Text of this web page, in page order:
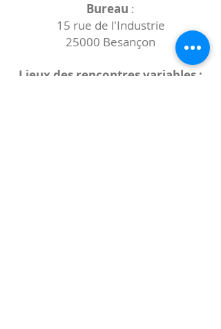
Bureau :
15 rue de l'Industrie
25000 Besançon
Lieux des rencontres variables :